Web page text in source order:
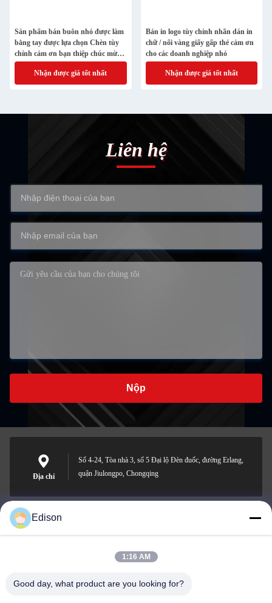
Sản phẩm bán buôn nhỏ được làm
bằng tay được lựa chọn Chèn tùy
chỉnh cảm ơn bạn thiệp chúc mừng
với phong bì và nhãn dán
Nhận được giá tốt nhất
Bản in logo tùy chỉnh nhãn dán in
chữ / nổi vàng giấy gấp thẻ cảm ơn
cho các doanh nghiệp nhỏ
Nhận được giá tốt nhất
Liên hệ
Nộp
Địa chỉ
Số 4-24, Tòa nhà 3, số 5 Đại lộ Đèn đuốc, đường Erlang,
quận Jiulongpo, Chongqing
edisonzhan666@163.com
Edison
1:16 AM
Good day, what product are you looking for?